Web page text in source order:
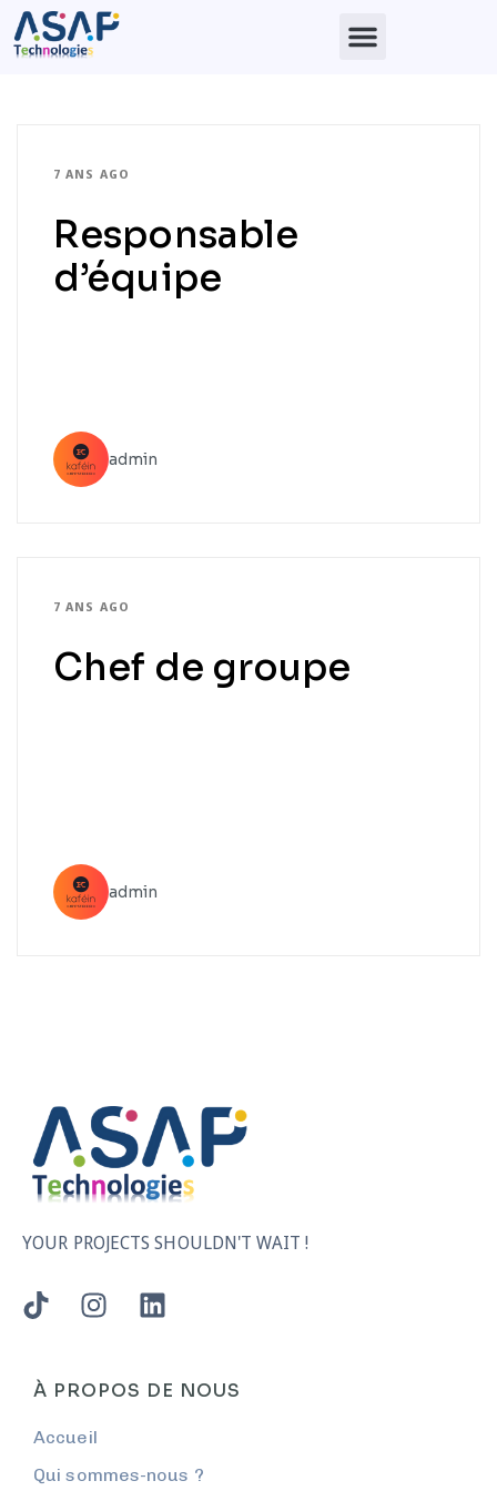
7 ANS AGO
Responsable
d’équipe
admin
7 ANS AGO
Chef de groupe
admin
YOUR PROJECTS SHOULDN'T WAIT !
À PROPOS DE NOUS
Accueil
Qui sommes-nous ?